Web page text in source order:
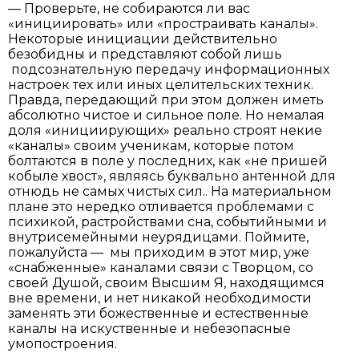
— Проверьте, не собираются ли вас
«инициировать» или «простраивать каналы».
Некоторые инициации действительно
безобидны и представляют собой лишь
подсознательную передачу информационных
настроек тех или иных целительских техник.
Правда, передающий при этом должен иметь
абсолютно чистое и сильное поле. Но немалая
доля «инициирующих» реально строят некие
«каналы» своим ученикам, которые потом
болтаются в поле у последних, как «не пришей
кобыле хвост», являясь буквально антенной для
отнюдь не самых чистых сил.. На материальном
плане это нередко отливается проблемами с
психикой, растройствами сна, событийными и
внутрисемейными неурядицами. Поймите,
пожалуйста — мы приходим в этот мир, уже
«снабженные» каналами связи с Творцом, со
своей Душой, своим Высшим Я, находящимся
вне времени, и нет никакой необходимости
заменять эти божественные и естественные
каналы на искуственные и небезопасные
умопостроения.